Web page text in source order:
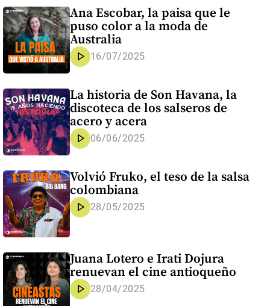
Ana Escobar, la paisa que le
puso color a la moda de
Australia
play_arrow 16/07/2025
La historia de Son Havana, la
discoteca de los salseros de
acero y acera
play_arrow 06/06/2025
Volvió Fruko, el teso de la salsa
colombiana
play_arrow 28/05/2025
Juana Lotero e Irati Dojura
renuevan el cine antioqueño
play_arrow 28/04/2025